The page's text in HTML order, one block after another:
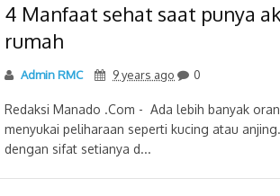
4 Manfaat sehat saat punya
rumah
Admin RMC 9 years ago 0
Redaksi Manado .Com - Ada lebih banyak
menyukai peliharaan seperti kucing atau
dengan sifat setianya d...